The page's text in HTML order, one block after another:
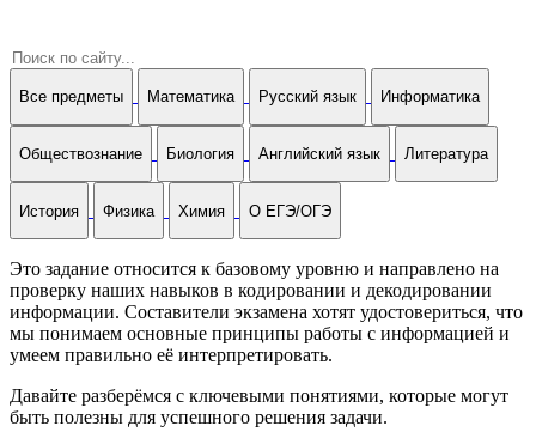
Все предметы Математика Русский язык Информатика
Обществознание Биология Английский язык Литература
История Физика Химия О ЕГЭ/ОГЭ
Это задание относится к базовому уровню и направлено на
проверку наших навыков в кодировании и декодировании
информации. Составители экзамена хотят удостовериться, что
мы понимаем основные принципы работы с информацией и
умеем правильно её интерпретировать.
Давайте разберёмся с ключевыми понятиями, которые могут
быть полезны для успешного решения задачи.